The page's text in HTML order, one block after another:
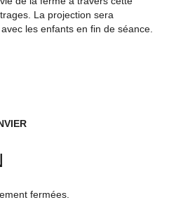
La projection sera
les enfants en fin de séance.
fermées.